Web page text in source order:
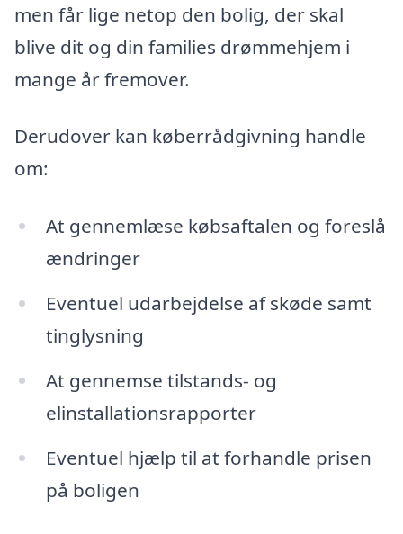
men får lige netop den bolig, der skal
blive dit og din families drømmehjem i
mange år fremover.
Derudover kan køberrådgivning handle
om:
At gennemlæse købsaftalen og foreslå
ændringer
Eventuel udarbejdelse af skøde samt
tinglysning
At gennemse tilstands- og
elinstallationsrapporter
Eventuel hjælp til at forhandle prisen
på boligen